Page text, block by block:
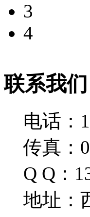
3
4
联系我们
电话：
传真：
Q Q：
地址：